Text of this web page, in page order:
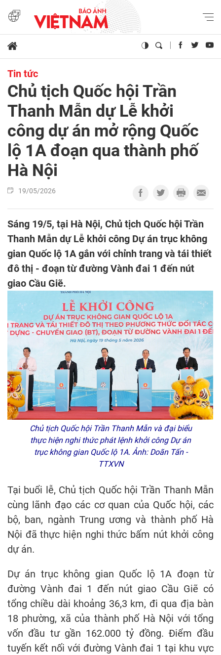
Tin tức
Chủ tịch Quốc hội Trần
Thanh Mẫn dự Lễ khởi
công dự án mở rộng Quốc
lộ 1A đoạn qua thành phố
Hà Nội
19/05/2026
Sáng 19/5, tại Hà Nội, Chủ tịch Quốc hội Trần
Thanh Mẫn dự Lễ khởi công Dự án trục không
gian Quốc lộ 1A gắn với chỉnh trang và tái thiết
đô thị - đoạn từ đường Vành đai 1 đến nút
giao Cầu Giẽ.
Chủ tịch Quốc hội Trần Thanh Mẫn và đại biểu
thực hiện nghi thức phát lệnh khởi công Dự án
trục không gian Quốc lộ 1A. Ảnh: Doãn Tấn -
TTXVN
Tại buổi lễ, Chủ tịch Quốc hội Trần Thanh Mẫn
cùng lãnh đạo các cơ quan của Quốc hội, các
bộ, ban, ngành Trung ương và thành phố Hà
Nội đã thực hiện nghi thức bấm nút khởi công
dự án.
Dự án trục không gian Quốc lộ 1A đoạn từ
đường Vành đai 1 đến nút giao Cầu Giẽ có
tổng chiều dài khoảng 36,3 km, đi qua địa bàn
18 phường, xã của thành phố Hà Nội với tổng
vốn đầu tư gần 162.000 tỷ đồng. Điểm đầu
tuyến kết nối với đường Vành đai 1 tại khu vực